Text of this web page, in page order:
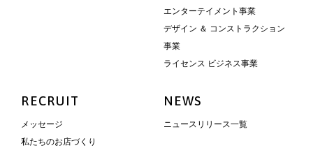
エンターテイメント事業
デザイン ＆ コンストラクション
事業
ライセンス ビジネス事業
RECRUIT
メッセージ
私たちのお店づくり
NEWS
ニュースリリース一覧